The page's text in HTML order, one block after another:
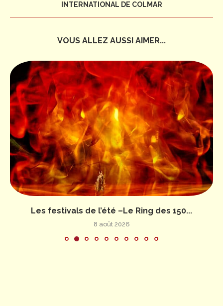
INTERNATIONAL DE COLMAR
VOUS ALLEZ AUSSI AIMER...
Les festivals de l’été –Le Ring des 150...
8 août 2026